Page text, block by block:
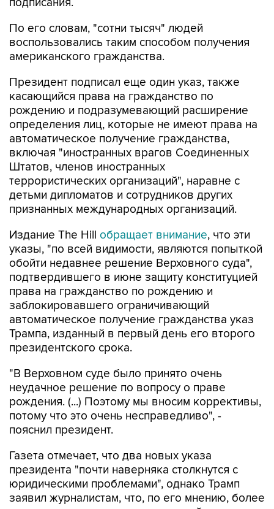
По его словам, "сотни тысяч" людей
американского гражданства.
Президент подписал еще один указ, также
рождению и подразумевающий расширение
определения лиц, которые не имеют права на
автоматическое получение гражданства,
включая "иностранных врагов Соединенных
Штатов, членов иностранных
террористических организаций", наравне с
детьми дипломатов и сотрудников других
признанных международных организаций.
Издание The Hillобращает внимание, что эти
обойти недавнее решение Верховного суда",
подтвердившего в июне защиту конституцией
права на гражданство по рождению и
заблокировавшего ограничивающий
автоматическое получение гражданства указ
Трампа, изданный в первый день его второго
президентского срока.
"В Верховном суде было принято очень
рождения. (...) Поэтому мы вносим коррективы,
потому что это очень несправедливо", -
пояснил президент.
Газета отмечает, что два новых указа
юридическими проблемами", однако Трамп
заявил журналистам, что, по его мнению, более
узкие ограничения на этот раз пройдут
проверку на конституционность.